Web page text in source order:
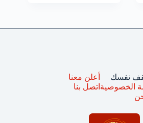
نفسك
الخصوصية
أعلن معنا
اتصل بنا